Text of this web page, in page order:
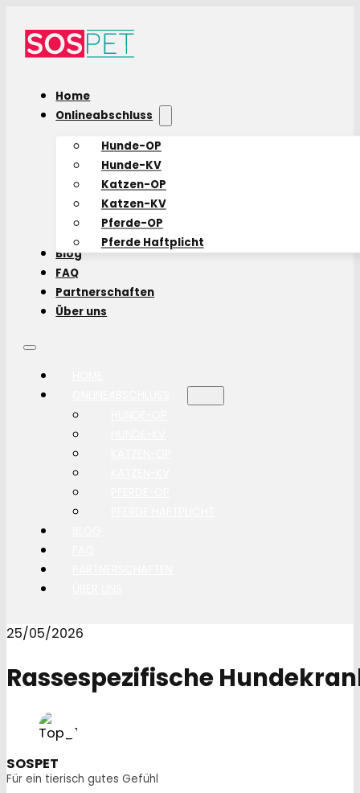
Home
Onlineabschluss
Hunde-OP
Hunde-KV
Katzen-OP
Katzen-KV
Pferde-OP
Pferde Haftplicht
Blog
FAQ
Partnerschaften
Über uns
25/05/2026
Rassespezifische
SOSPET
Für ein tierisch gutes Gefühl